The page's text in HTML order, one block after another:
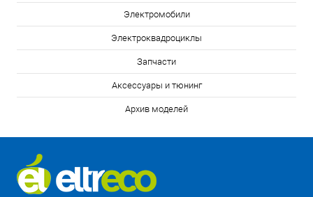
Электромобили
Электроквадроциклы
Запчасти
Аксессуары и тюнинг
Архив моделей